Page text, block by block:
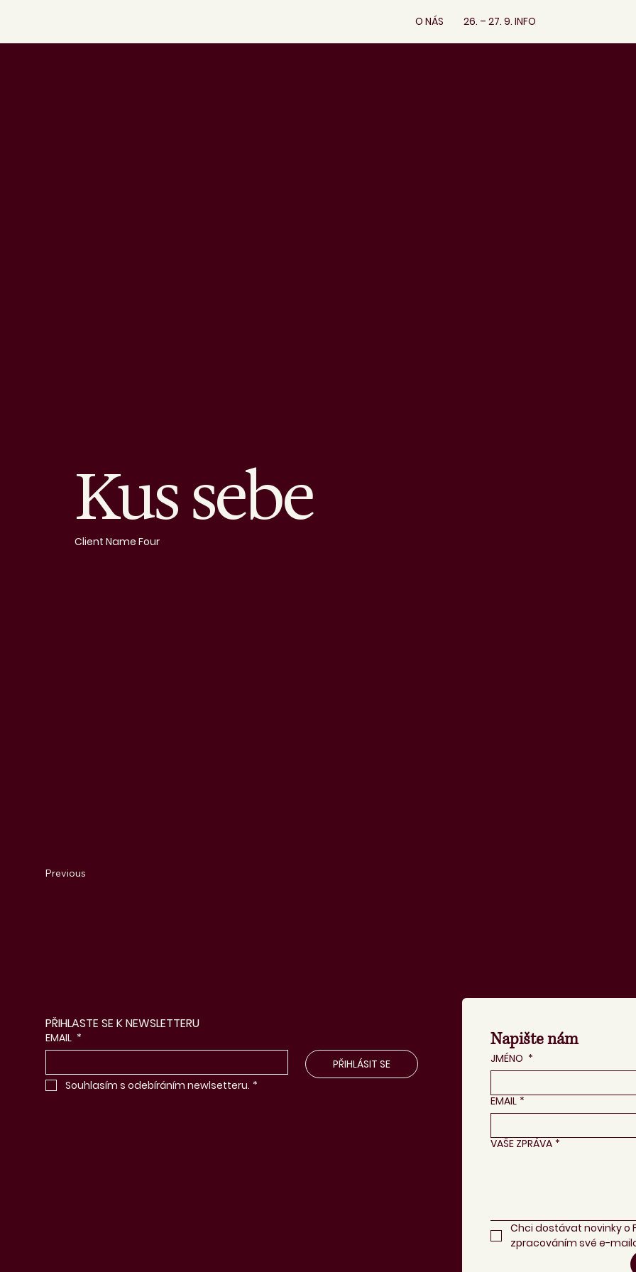
O NÁS 26. – 27. 9. INFO
Client Name Four
Kus sebe
Previous
PŘIHLASTE SE K NEWSLETTERU
EMAIL *
PŘIHLÁSIT SE
Souhlasím s odebíráním newlsetteru. *
Napište nám
JMÉNO *
EMAIL *
VAŠE ZPRÁVA *
Chci dostávat novinky o
zpracováním své e-